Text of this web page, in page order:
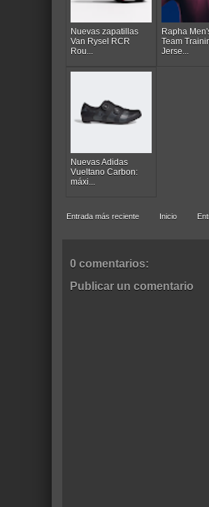
Nuevas zapatillas
Van Rysel RCR
Rou...
Rapha
Team
Jerse...
Nuevas Adidas
Vueltano Carbon:
máxi...
Entrada más reciente Inicio
0 comentarios:
Publicar un comentario